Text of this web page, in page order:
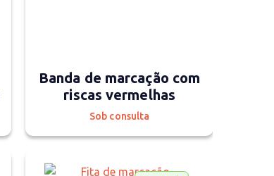
Banda de marcação com
riscas vermelhas
Sob consulta